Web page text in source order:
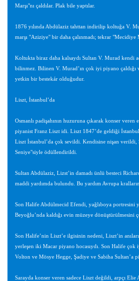
Marşı"nı çaldılar. Plak bile yaptılar.
1876 yılında Abdülaziz tahttan indirilip koltuğa V.
marşı "Aziziye" bir daha çalınmadı; tekrar "Mecidiye
Koltukta biraz daha kalsaydı Sultan V. Murad kendi
bilinmez. Bilinen V. Murad’ın çok iyi piyano çaldığı
yetkin bir bestekár olduğudur.
Liszt, İstanbul’da
Osmanlı padişahının huzuruna çıkarak konser
piyanist Franz Liszt idi. Liszt 1847’de geldiği
Liszt İstanbul’da çok sevildi. Kendisine nişan
Seniye"siyle ödüllendirildi.
Sultan Abdülaziz, Lizst’in damadı ünlü besteci
maddi yardımda bulundu. Bu yardım Avrupa
Son Halife Abdülmecid Efendi, yağlıboya portresini
Beyoğlu’nda kaldığı evin müzeye dönüştürülmesini
Son Halife’nin Liszt’e ilgisinin nedeni, Liszt’in
yerleşen iki Macar piyano hocasıydı. Son Halife
Volton ve Mösye Hegge, Şadiye ve Sabiha Sultan’a
Sarayda konser veren sadece Liszt değildi, arpçı Elie